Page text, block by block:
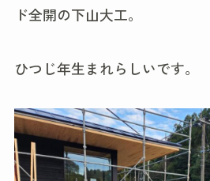
ド全開の下山大工。
ひつじ年生まれらしいです。